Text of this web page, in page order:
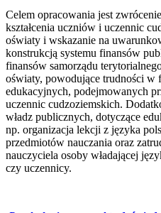
Celem opracowania jest
kształcenia uczniów i uczennic
oświaty i wskazanie na
konstrukcją systemu finansów
finansów samorządu
oświaty, powodujące trudności w
edukacyjnych, podejmowanych
uczennic cudzoziemskich.
władz publicznych, dotyczące
np. organizacja lekcji z języka
przedmiotów nauczania oraz
nauczyciela osoby władającej
czy uczennicy.